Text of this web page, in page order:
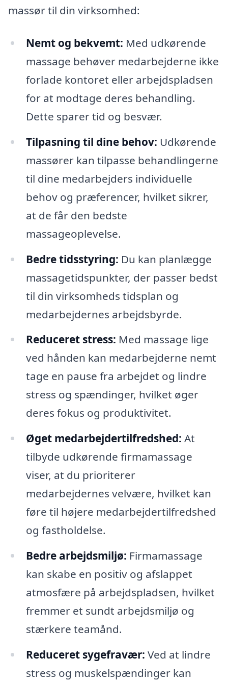
massør til din virksomhed:
Nemt og bekvemt: Med udkørende
massage behøver medarbejderne ikke
forlade kontoret eller arbejdspladsen
for at modtage deres behandling.
Dette sparer tid og besvær.
Tilpasning til dine behov: Udkørende
massører kan tilpasse behandlingerne
til dine medarbejders individuelle
behov og præferencer, hvilket sikrer,
at de får den bedste
massageoplevelse.
Bedre tidsstyring: Du kan planlægge
massagetidspunkter, der passer bedst
til din virksomheds tidsplan og
medarbejdernes arbejdsbyrde.
Reduceret stress: Med massage lige
ved hånden kan medarbejderne nemt
tage en pause fra arbejdet og lindre
stress og spændinger, hvilket øger
deres fokus og produktivitet.
Øget medarbejdertilfredshed: At
tilbyde udkørende firmamassage
viser, at du prioriterer
medarbejdernes velvære, hvilket kan
føre til højere medarbejdertilfredshed
og fastholdelse.
Bedre arbejdsmiljø: Firmamassage
kan skabe en positiv og afslappet
atmosfære på arbejdspladsen, hvilket
fremmer et sundt arbejdsmiljø og
stærkere teamånd.
Reduceret sygefravær: Ved at lindre
stress og muskelspændinger kan